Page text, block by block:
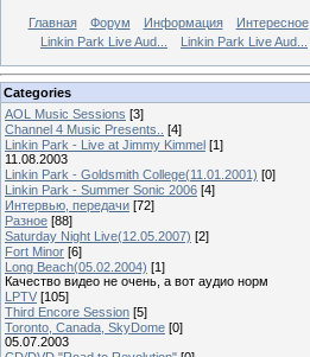
Главная Форум Информация Интересное
Linkin Park Live Aud...
Linkin Park Live Aud...
Categories
AOL Music Sessions [3]
Channel 4 Music Presents..
[4]
Linkin Park - Live at Jimmy Kimmel [1]
11.08.2003
Linkin Park - Goldsmith College(11.01.2001) [0]
Linkin Park - Summer Sonic 2006 [4]
Интервью, передачи [72]
Разное [88]
Saturday Night Live(12.05.2007) [2]
Fort Minor [6]
Long Beach(05.02.2004) [1]
Качество видео не очень, а вот аудио норм
LPTV [105]
Third Encore Session [5]
Toronto, Canada, SkyDome [0]
05.07.2003